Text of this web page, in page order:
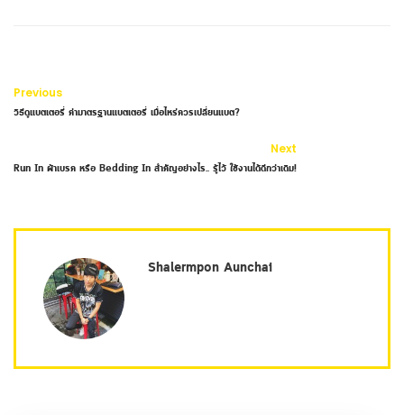
Previous
วิธีดูแบตเตอรี่ ค่ามาตรฐานแบตเตอรี่ เมื่อไหร่ควรเปลี่ยนแบต?
Next
Run In ผ้าเบรค หรือ Bedding In สำคัญอย่างไร.. รู้ไว้ ใช้งานได้ดีกว่าเดิม!
Shalermpon Aunchai